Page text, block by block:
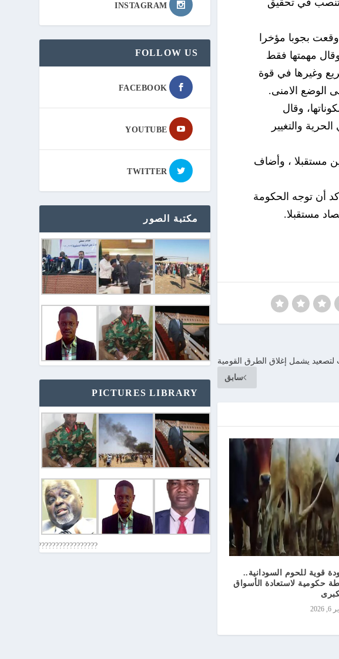
تنصب في تحقيق
بجوبا مؤخرا
مهمتها فقط
وغيرها في قوة
الوضع الامنى.
وقال
والتغيير
مستقبلا ، وأضاف
أن توجه الحكومة
مستقبلا.
لتصعيد يشمل إغلاق الطرق القومية
سابق
قوية للحوم السودانية..
حكومية لاستعادة الأسواق
INSTAGRAM
FOLLOW US
FACEBOOK
YOUTUBE
TWITTER
مكتبة الصور
PICTURES LIBRARY